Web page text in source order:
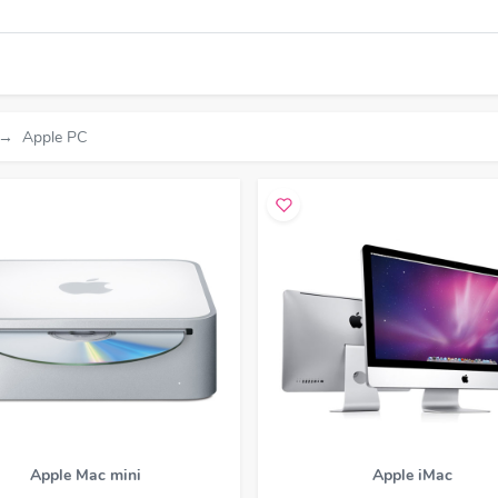
Apple PC
Apple Mac mini Apple iMac